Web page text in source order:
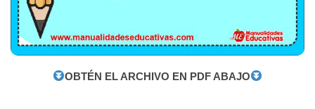
OBTÉN EL ARCHIVO EN PDF ABAJO